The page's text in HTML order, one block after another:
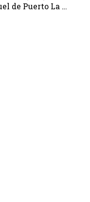
de Puerto La …